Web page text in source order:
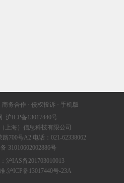
商务合作 · 侵权投诉 · 手机版
沪ICP备13017440号
上海）信息科技有限公司
700号A2 电话：021-62338062
31010602002886号
沪IAS备201703010013
:沪ICP备13017440号-23A